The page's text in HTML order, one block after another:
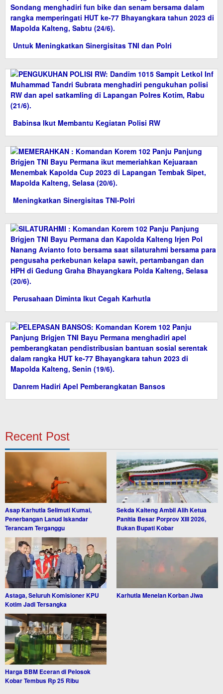
Untuk Meningkatkan Sinergisitas TNI dan Polri
Babinsa Ikut Membantu Kegiatan Polisi RW
Meningkatkan Sinergisitas TNI-Polri
Perusahaan Diminta Ikut Cegah Karhutla
Danrem Hadiri Apel Pemberangkatan Bansos
Recent Post
Asap Karhutla Selimuti Kumai,
Penerbangan Lanud Iskandar
Terancam Terganggu
Sekda Kalteng Ambil Alih Ketua
Panitia Besar Porprov XIII 2026,
Bukan Bupati Kobar
Astaga, Seluruh Komisioner KPU
Kotim Jadi Tersangka
Karhutla Menelan Korban Jiwa
Harga BBM Eceran di Pelosok
Kobar Tembus Rp 25 Ribu